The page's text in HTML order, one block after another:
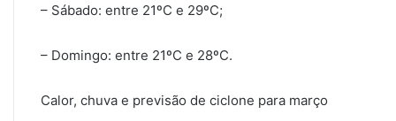
– Sábado: entre 21ºC e 29ºC;
– Domingo: entre 21ºC e 28ºC.
Calor, chuva e previsão de ciclone para março